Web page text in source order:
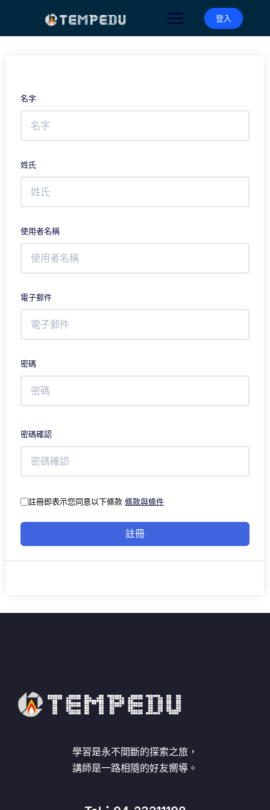
登入
名字
姓氏
使用者名稱
電子郵件
密碼
密碼確認
註冊即表示您同意以下條款 條款與條件
註冊
學習是永不間斷的探索之旅，
講師是一路相隨的好友嚮導。